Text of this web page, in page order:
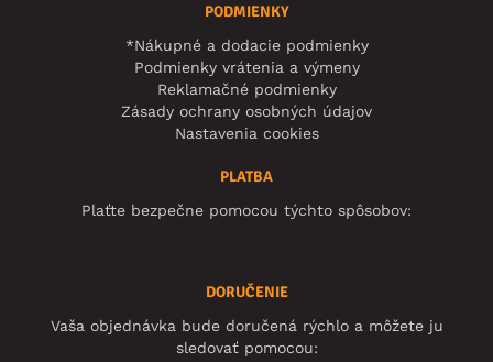
PODMIENKY
*Nákupné a dodacie podmienky
Podmienky vrátenia a výmeny
Reklamačné podmienky
Zásady ochrany osobných údajov
Nastavenia cookies
PLATBA
Plaťte bezpečne pomocou týchto spôsobov:
DORUČENIE
Vaša objednávka bude doručená rýchlo a môžete ju
sledovať pomocou: